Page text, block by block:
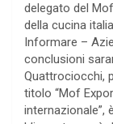
delegato del
della cucina
Informare –
conclusioni
Quattrociocchi,
titolo “Mof
internazionale”,